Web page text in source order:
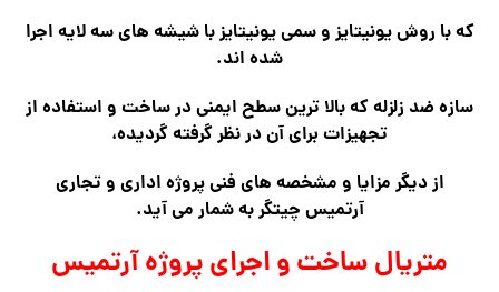
که با روش یونیتایز و سمی یونیتایز با شیشه های سه لایه اجرا
شده اند.
سازه ضد زلزله که بالا ترین سطح ایمنی در ساخت و استفاده از
تجهیزات برای آن در نظر گرفته گردیده،
از دیگر مزایا و مشخصه های فنی پروژه اداری و تجاری
آرتمیس چیتگر به شمار می آید.
متریال ساخت و اجرای پروژه آرتمیس